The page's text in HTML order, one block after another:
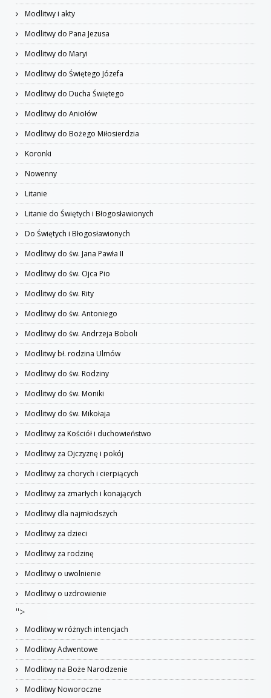
Modlitwy i akty
Modlitwy do Pana Jezusa
Modlitwy do Maryi
Modlitwy do Świętego Józefa
Modlitwy do Ducha Świętego
Modlitwy do Aniołów
Modlitwy do Bożego Miłosierdzia
Koronki
Nowenny
Litanie
Litanie do Świętych i Błogosławionych
Do Świętych i Błogosławionych
Modlitwy do św. Jana Pawła II
Modlitwy do św. Ojca Pio
Modlitwy do św. Rity
Modlitwy do św. Antoniego
Modlitwy do św. Andrzeja Boboli
Modlitwy bł. rodzina Ulmów
Modlitwy do św. Rodziny
Modlitwy do św. Moniki
Modlitwy do św. Mikołaja
Modlitwy za Kościół i duchowieństwo
Modlitwy za Ojczyznę i pokój
Modlitwy za chorych i cierpiących
Modlitwy za zmarłych i konających
Modlitwy dla najmłodszych
Modlitwy za dzieci
Modlitwy za rodzinę
Modlitwy o uwolnienie
Modlitwy o uzdrowienie
">
Modlitwy w różnych intencjach
Modlitwy Adwentowe
Modlitwy na Boże Narodzenie
Modlitwy Noworoczne